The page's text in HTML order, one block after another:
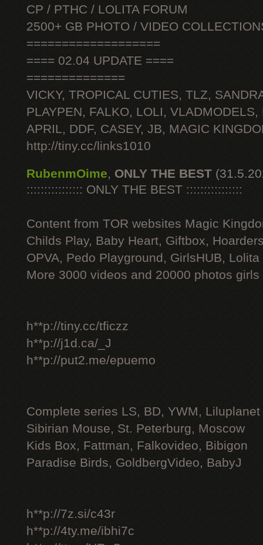
CP / PTHC / LOLITA FORUM
2500+ GB PHOTO / VIDEO
===================
==== 02.04 UPDATE ====
==============
VICKY, TROPICAL CUTIES, TLZ,
PLAYPEN, FALKO, LOLI, VLADMODELS,
APRIL, DDF, CASEY, JB, MAGIC
http://tiny.cc/links1010
RubenmOime, ONLY THE BEST
:::::::::::::::: ONLY THE BEST ::::::::::::::::
Content from TOR websites Magic
Childs Play, Baby Heart, Giftbox,
OPVA, Pedo Playground, GirlsHUB, Lolita
More 3000 videos and 20000 photos
h**p://tiny.cc/tficzz
h**p://j1d.ca/_J
h**p://put2.me/epuemo
Complete series LS, BD, YWM, Liluplanet
Sibirian Mouse, St. Peterburg, Moscow
Kids Box, Fattman, Falkovideo, Bibigon
Paradise Birds, GoldbergVideo, BabyJ
h**p://7z.si/c43r
h**p://4ty.me/ibhi7c